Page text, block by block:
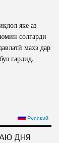
яке аз
солгарди
маҳз дар
гардид,
Русский
ДНЯ